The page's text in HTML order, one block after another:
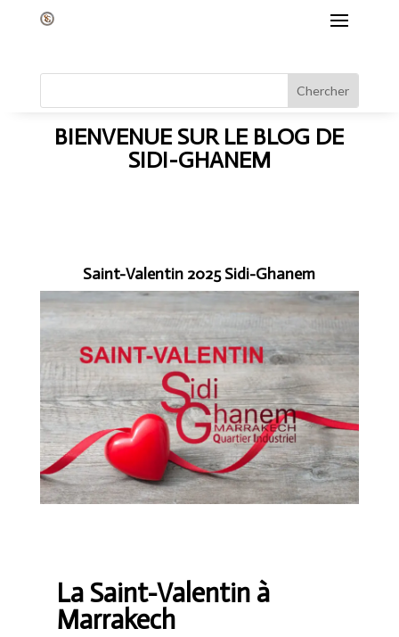
BIENVENUE SUR LE BLOG DE
SIDI-GHANEM
Saint-Valentin 2025 Sidi-Ghanem
La Saint-Valentin à
Marrakech